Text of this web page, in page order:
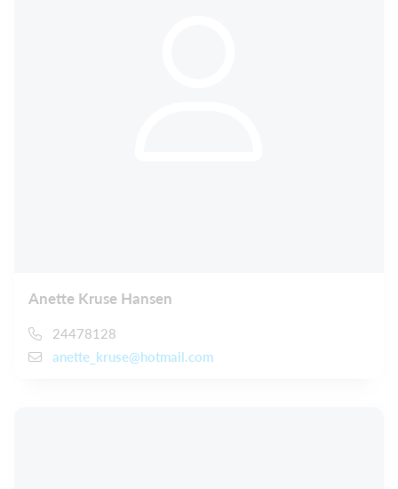
Anette Kruse Hansen
24478128
anette_kruse@hotmail.com